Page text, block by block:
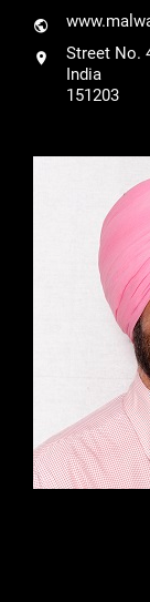
Street No.
India
151203